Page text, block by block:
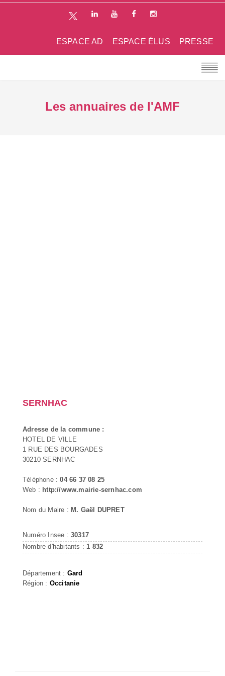
PRESSE
ESPACE ÉLUS
ESPACE AD
Les annuaires de l'AMF
SERNHAC
Adresse de la commune :
HOTEL DE VILLE
1 RUE DES BOURGADES
30210 SERNHAC
Téléphone :04 66 37 08 25
Web : http://www.mairie-sernhac.com
Nom du Maire : M. Gaël DUPRET
Numéro Insee : 30317
Nombre d'habitants : 1 832
Département : Gard
Région : Occitanie